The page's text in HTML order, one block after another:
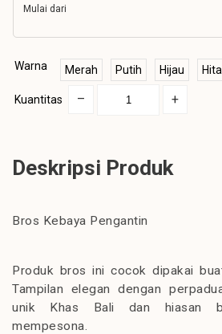
Mulai dari
Warna Merah Putih Hijau
Kuantitas – +
Deskripsi Produk
Bros Kebaya Pengantin
Produk bros ini cocok dipakai
Tampilan elegan dengan
unik Khas Bali dan hiasan
mempesona.